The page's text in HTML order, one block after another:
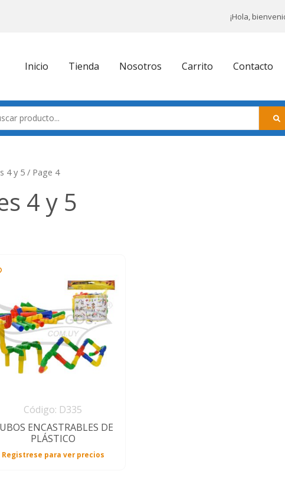
¡Hola,
Inicio Tienda Nosotros Carrito Contacto
4 y 5 / Page 4
4 y 5
Código: D335
ENCASTRABLES DE
PLÁSTICO
Registrese para ver precios